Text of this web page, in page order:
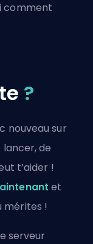
comment
?
nouveau sur
de
t’aider !
et
mérites !
serveur